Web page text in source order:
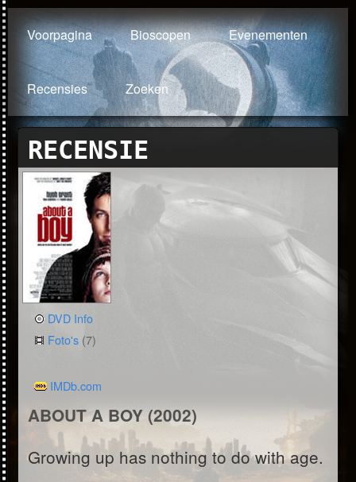
Voorpagina Bioscopen Evenementen
Recensies Zoeken
RECENSIE
DVD Info
Foto's (7)
IMDb.com
ABOUT A BOY (2002)
Growing up has nothing to do with age.